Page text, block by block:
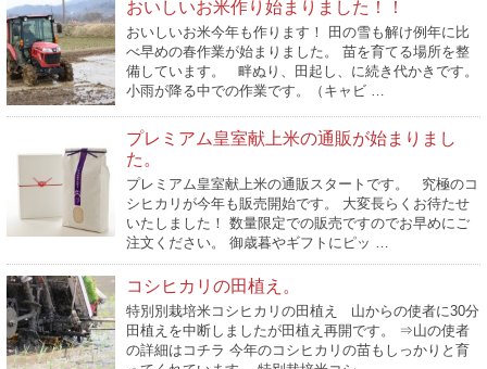
おいしいお米作り始まりました！！
おいしいお米今年も作ります！ 田の雪も解け例年に比
べ早めの春作業が始まりました。 苗を育てる場所を整
備しています。 畔ぬり、田起し、に続き代かきです。
小雨が降る中での作業です。（キャビ …
プレミアム皇室献上米の通販が始まりまし
た。
プレミアム皇室献上米の通販スタートです。 究極のコ
シヒカリが今年も販売開始です。 大変長らくお待たせ
いたしました！ 数量限定での販売ですのでお早めにご
注文ください。 御歳暮やギフトにピッ …
コシヒカリの田植え。
特別別栽培米コシヒカリの田植え 山からの使者に30分
田植えを中断しましたが田植え再開です。 ⇒山の使者
の詳細はコチラ 今年のコシヒカリの苗もしっかりと育